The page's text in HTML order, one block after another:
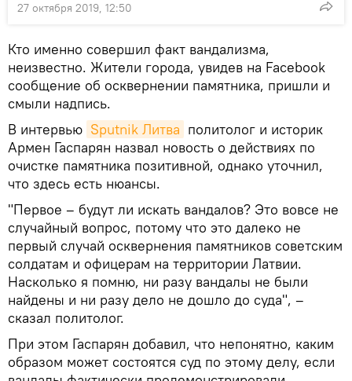
27 октября 2019, 12:50
Кто именно совершил факт вандализма,
неизвестно. Жители города, увидев на Facebook
сообщение об осквернении памятника, пришли и
смыли надпись.
В интервью Sputnik Литва политолог и историк
Армен Гаспарян назвал новость о действиях по
очистке памятника позитивной, однако уточнил,
что здесь есть нюансы.
"Первое – будут ли искать вандалов? Это вовсе не
случайный вопрос, потому что это далеко не
первый случай осквернения памятников советским
солдатам и офицерам на территории Латвии.
Насколько я помню, ни разу вандалы не были
найдены и ни разу дело не дошло до суда", –
сказал политолог.
При этом Гаспарян добавил, что непонятно, каким
образом может состоятся суд по этому делу, если